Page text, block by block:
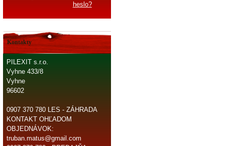
heslo?
Kontakty
PILEXIT s.r.o.
Vyhne 433/8
Vyhne
96602
0907 370 780 LES - ZÁHRADA
KONTAKT OHĽADOM
OBJEDNÁVOK:
truban.matus@gmail.com